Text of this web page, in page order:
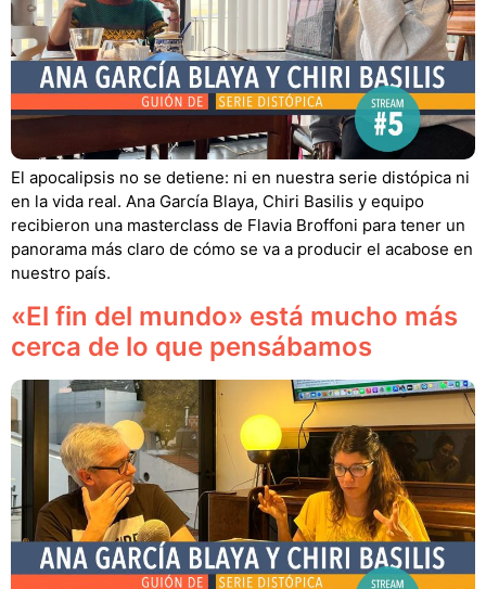
El apocalipsis no se detiene: ni en nuestra serie distópica ni
en la vida real. Ana García Blaya, Chiri Basilis y equipo
recibieron una masterclass de Flavia Broffoni para tener un
panorama más claro de cómo se va a producir el acabose en
nuestro país.
«El fin del mundo» está mucho más
cerca de lo que pensábamos